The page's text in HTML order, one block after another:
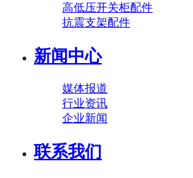
高低压开关柜配件
抗震支架配件
新闻中心
媒体报道
行业资讯
企业新闻
联系我们